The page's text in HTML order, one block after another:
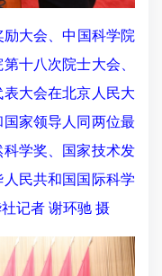
大会、中国科学院
十八次院士大会、
大会在北京人民大
家领导人同两位最
学奖、国家技术发
民共和国国际科学
记者 谢环驰 摄